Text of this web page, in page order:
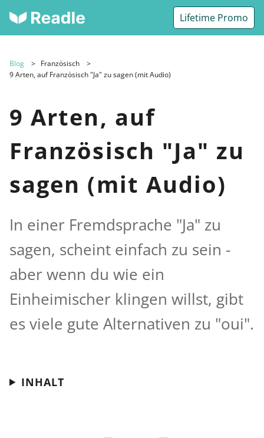
Lifetime Promo
Blog
Französisch
9 Arten, auf Französisch "Ja" zu sagen (mit Audio)
9 Arten, auf
Französisch "Ja" zu
sagen (mit Audio)
In einer Fremdsprache "Ja" zu
sagen, scheint einfach zu sein -
aber wenn du wie ein
Einheimischer klingen willst, gibt
es viele gute Alternativen zu "oui".
INHALT